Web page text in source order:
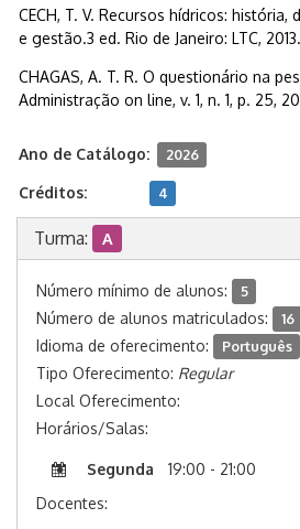
CECH, T. V. Recursos hídricos:
e gestão.3 ed. Rio de Janeiro: LTC, 2013.
CHAGAS, A. T. R. O questionário na
Administração on line, v. 1, n. 1, p. 25,
Ano de Catálogo: 2026
Créditos: 4
Turma: A
Número mínimo de alunos: 5
Número de alunos matriculados: 16
Idioma de oferecimento: Português
Tipo Oferecimento: Regular
Local Oferecimento:
Horários/Salas:
Segunda
19:00 - 21:00
Docentes: